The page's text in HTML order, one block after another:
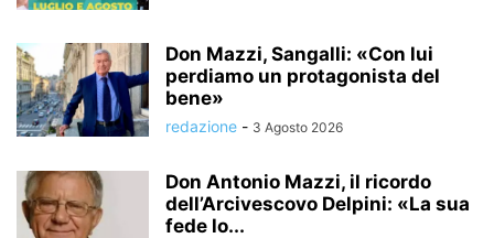
Don Mazzi, Sangalli: «Con lui
perdiamo un protagonista del
bene»
redazione - 3 Agosto 2026
Don Antonio Mazzi, il ricordo
dell’Arcivescovo Delpini: «La sua
fede lo...